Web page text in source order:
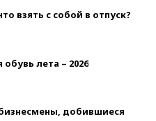
взять с собой в отпуск?
лета – 2026
добившиеся